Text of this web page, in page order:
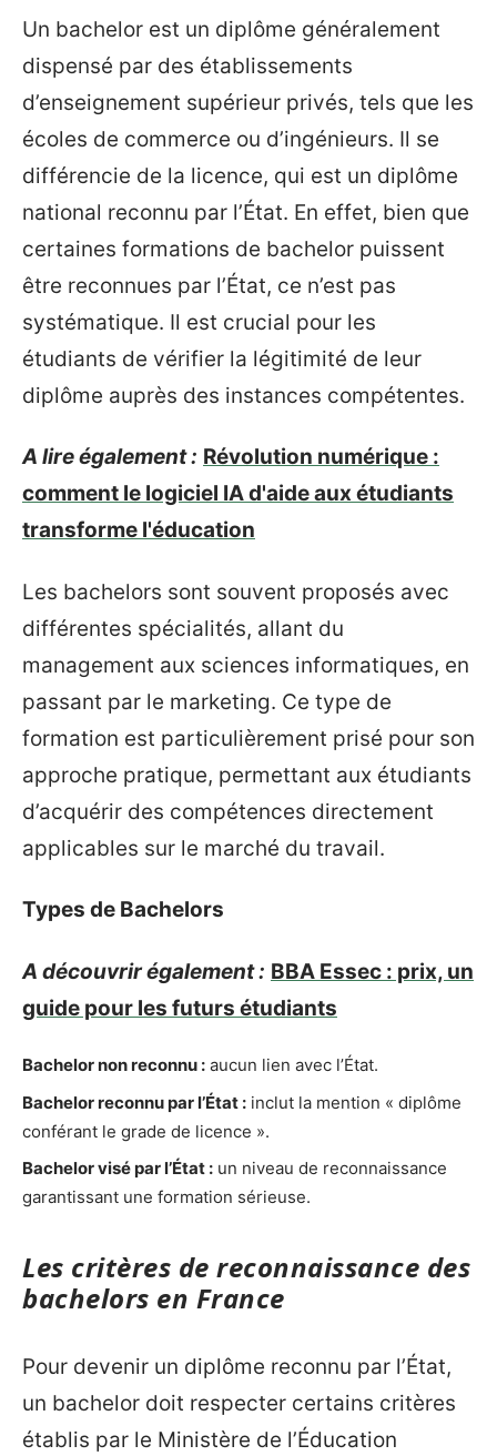
Un bachelor est un diplôme généralement
dispensé par des établissements
d’enseignement supérieur privés, tels que les
écoles de commerce ou d’ingénieurs. Il se
différencie de la licence, qui est un diplôme
national reconnu par l’État. En effet, bien que
certaines formations de bachelor puissent
être reconnues par l’État, ce n’est pas
systématique. Il est crucial pour les
étudiants de vérifier la légitimité de leur
diplôme auprès des instances compétentes.
A lire également : Révolution numérique :
comment le logiciel IA d'aide aux étudiants
transforme l'éducation
Les bachelors sont souvent proposés avec
différentes spécialités, allant du
management aux sciences informatiques, en
passant par le marketing. Ce type de
formation est particulièrement prisé pour son
approche pratique, permettant aux étudiants
d’acquérir des compétences directement
applicables sur le marché du travail.
Types de Bachelors
A découvrir également : BBA Essec : prix, un
guide pour les futurs étudiants
Bachelor non reconnu : aucun lien avec l’État.
Bachelor reconnu par l’État : inclut la mention « diplôme
conférant le grade de licence ».
Bachelor visé par l’État : un niveau de reconnaissance
garantissant une formation sérieuse.
Les critères de reconnaissance des
bachelors en France
Pour devenir un diplôme reconnu par l’État,
un bachelor doit respecter certains critères
établis par le Ministère de l’Éducation